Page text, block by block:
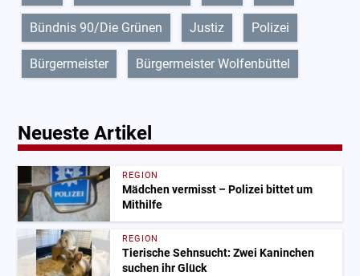
Bündnis 90/Die Grünen Justiz Polizei
Bürgermeister Bürgermeister Wolfenbüttel
Neueste Artikel
REGION
Mädchen vermisst – Polizei bittet um
Mithilfe
REGION
Tierische Sehnsucht: Zwei Kaninchen
suchen ihr Glück